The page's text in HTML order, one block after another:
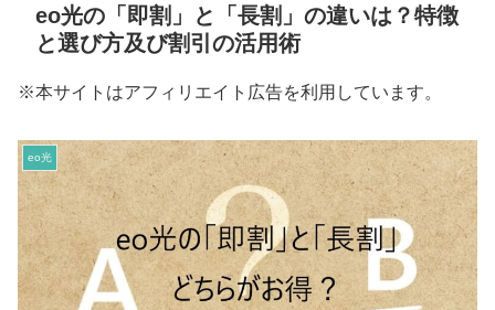
eo光の「即割」と「長割」の違いは？特徴
と選び方及び割引の活用術
※本サイトはアフィリエイト広告を利用しています。
eo光